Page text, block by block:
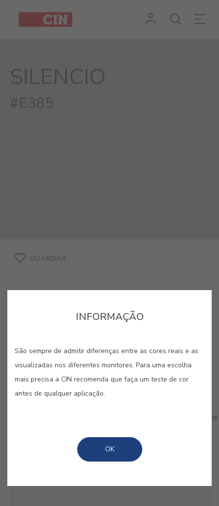
Cor
Silencio
interiores
SILENCIO
#E385
GUARDAR
CORES RELACIONADAS
A versatilidade dos cinzentos permite criar desde
ambientes serenos e minimalistas até espaços
moderna, que se adapta a qualquer estilo e confere
INFORMAÇÃO
São sempre de admitir diferenças entre as cores reais e as
visualizadas nos diferentes monitores. Para uma escolha
mais precisa a CIN recomenda que faça um teste de cor
antes de qualquer aplicação.
OK